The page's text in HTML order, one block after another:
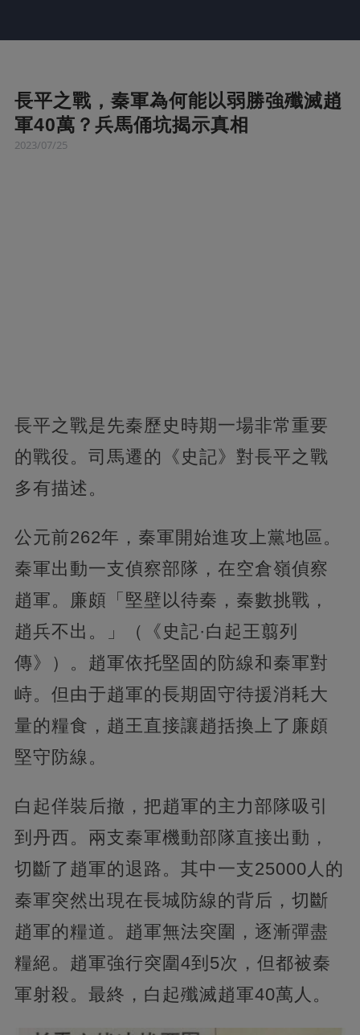
長平之戰，秦軍為何能以弱勝強殲滅趙
軍40萬？兵馬俑坑揭示真相
2023/07/25
長平之戰是先秦歷史時期一場非常重要
的戰役。司馬遷的《史記》對長平之戰
多有描述。
公元前262年，秦軍開始進攻上黨地區。
秦軍出動一支偵察部隊，在空倉嶺偵察
趙軍。 廉頗「堅壁以待秦，秦數挑戰，
趙兵不出。」（《史記·白起王翦列
傳》）。趙軍依托堅固的防線和秦軍對
峙。但由于趙軍的長期固守待援消耗大
量的糧食，趙王直接讓趙括換上了廉頗
堅守防線。
白起佯裝后撤，把趙軍的主力部隊吸引
到丹西。兩支秦軍機動部隊直接出動，
切斷了趙軍的退路。其中一支25000人的
秦軍突然出現在長城防線的背后，切斷
趙軍的糧道。趙軍無法突圍，逐漸彈盡
糧絕。趙軍強行突圍4到5次，但都被秦
軍射殺。最終，白起殲滅趙軍40萬人。